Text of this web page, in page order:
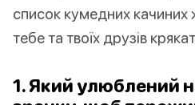
список кумедних качиних
тебе та твоїх друзів
1. Який улюблений